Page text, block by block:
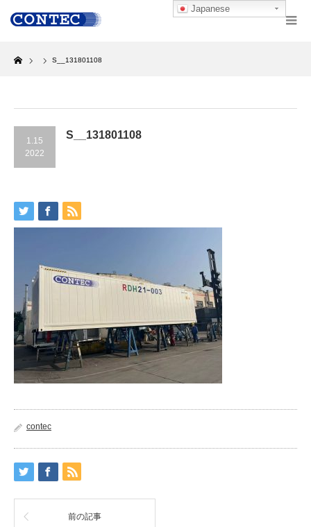
Home
S__131801108
1.15
2022
S__131801108
contec
前の記事
Japanese